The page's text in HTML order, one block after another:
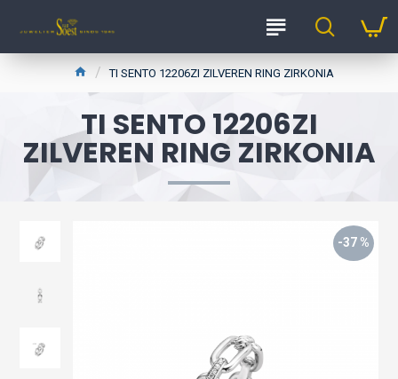
TI SENTO 12206ZI ZILVEREN RING ZIRKONIA
TI SENTO 12206ZI
ZILVEREN RING ZIRKONIA
-37 %